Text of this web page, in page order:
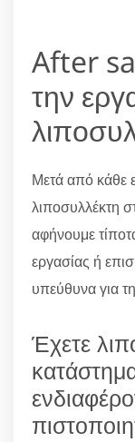
After
την
Μετά από κάθε
λιποσυλλέκτη
αφήνουμε
εργασίας ή
υπεύθυνα για
Έχετε